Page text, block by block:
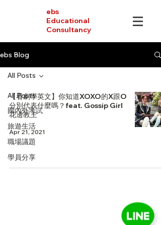
ebs
Educational
Consultancy
ebs Blog
All Posts
國內外考試
旅遊生活
職場議題
學員分享
All Posts
【看劇學英文】你知道XOXO的X跟O
分別代表什麼嗎？feat. Gossip Girl
花邊教主
Apr 21, 2021